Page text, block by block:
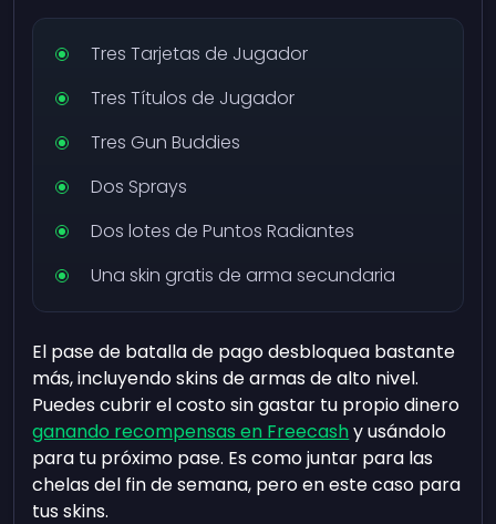
Tres Tarjetas de Jugador
Tres Títulos de Jugador
Tres Gun Buddies
Dos Sprays
Dos lotes de Puntos Radiantes
Una skin gratis de arma secundaria
El pase de batalla de pago desbloquea bastante
más, incluyendo skins de armas de alto nivel.
Puedes cubrir el costo sin gastar tu propio dinero
ganando recompensas en Freecashy usándolo
para tu próximo pase. Es como juntar para las
chelas del fin de semana, pero en este caso para
tus skins.